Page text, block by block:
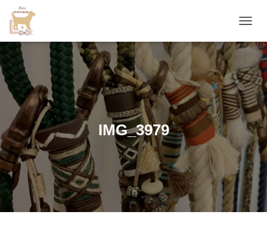
É
I
E
R
L
A
N
A
V
G
A
T
I
IMG_3979